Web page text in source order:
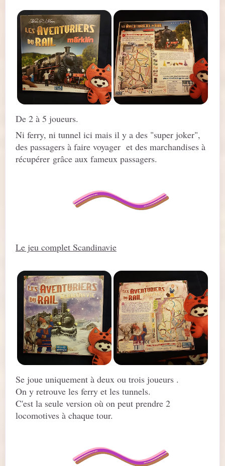
De 2 à 5 joueurs.
Ni ferry, ni tunnel ici mais il y a des "super joker",
des passagers à faire voyager et des marchandises à
récupérer grâce aux fameux passagers.
Le jeu complet Scandinavie
Se joue uniquement à deux ou trois joueurs .
On y retrouve les ferry et les tunnels.
C'est la seule version où on peut prendre 2
locomotives à chaque tour.